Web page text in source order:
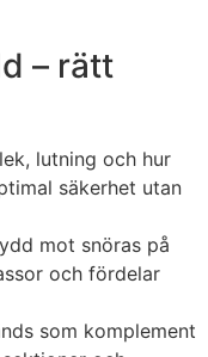
– rätt
lutning och hur
säkerhet utan
mot snöras på
och fördelar
som komplement